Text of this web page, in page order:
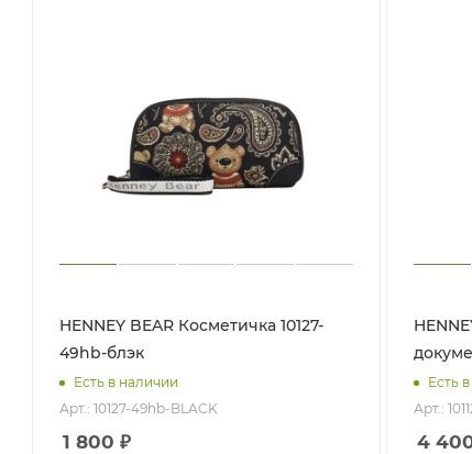
HENNEY BEAR Косметичка 10127-
49hb-блэк
Есть в наличии
Арт.: 10127-49hb-BLACK
1 800 ₽
HENNEY
Есть
Арт.:
4